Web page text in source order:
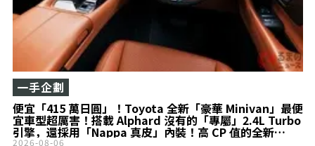
便宜「415 萬日圓」！Toyota 全新「豪華 Minivan」最便
宜車型超厲害！搭載 Alphard 沒有的「專屬」2.4L Turbo
引擎，還採用「Nappa 真皮」內裝！高 CP 值的全新
一手企劃
2026-08-06